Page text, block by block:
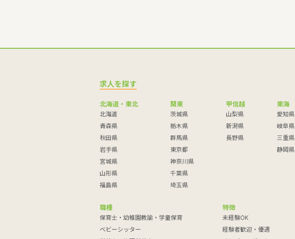
求人を探す
北海道・東北
北海道
青森県
秋田県
岩手県
宮城県
山形県
福島県
関東
茨城県
栃木県
群馬県
東京都
神奈川県
千葉県
埼玉県
甲信越
山梨県
新潟県
長野県
東海
愛知県
岐阜県
三重県
静岡県
職種
保育士・幼稚園教諭・学童保育
ベビーシッター
特徴
未経験OK
経験者歓迎・優遇